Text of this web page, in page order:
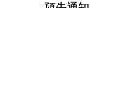
預先通知。